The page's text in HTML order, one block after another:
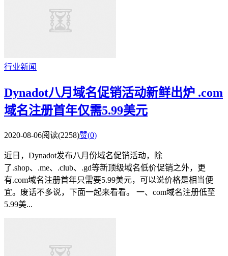
行业新闻
Dynadot八月域名促销活动新鲜出炉 .com
域名注册首年仅需5.99美元
2020-08-06阅读(2258)赞(0)
近日，Dynadot发布八月份域名促销活动，除
了.shop、.me、.club、.gd等新顶级域名低价促销之外，更
有.com域名注册首年只需要5.99美元，可以说价格是相当便
宜。废话不多说，下面一起来看看。 一、com域名注册低至
5.99美...